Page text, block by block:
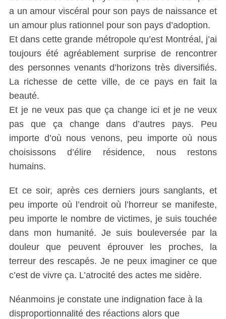
a un amour viscéral pour son pays de naissance et
un amour plus rationnel pour son pays d’adoption.
Et dans cette grande métropole qu’est Montréal, j’ai
toujours été agréablement surprise de rencontrer
des personnes venants d’horizons très diversifiés.
La richesse de cette ville, de ce pays en fait la
beauté.
Et je ne veux pas que ça change ici et je ne veux
pas que ça change dans d’autres pays. Peu
importe d’où nous venons, peu importe où nous
choisissons d’élire résidence, nous restons
humains.
Et ce soir, après ces derniers jours sanglants, et
peu importe où l’endroit où l’horreur se manifeste,
peu importe le nombre de victimes, je suis touchée
dans mon humanité. Je suis bouleversée par la
douleur que peuvent éprouver les proches, la
terreur des rescapés. Je ne peux imaginer ce que
c’est de vivre ça. L’atrocité des actes me sidère.
Néanmoins je constate une indignation face à la
disproportionnalité des réactions alors que